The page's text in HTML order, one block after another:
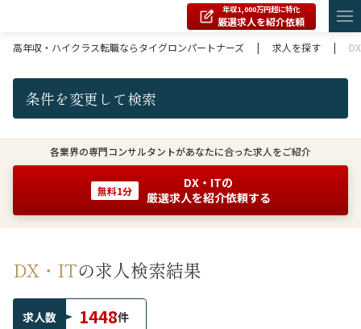
年収1,000万円超に特化
厳選求人を紹介依頼
高年収・ハイクラス転職ならタイグロンパートナーズ
| 求人を探す |
条件を変更して検索
各業界の専門コンサルタントがあなたに合った求人をご紹介
無料1分
DX・ITの
厳選求人を紹介依頼する
DX・ITの求人検索結果
求人数 1448件